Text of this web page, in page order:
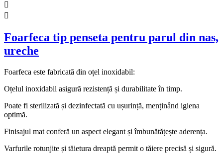


Foarfeca tip penseta pentru parul din nas,
ureche
Foarfeca este fabricată din oțel inoxidabil:
Oțelul inoxidabil asigură rezistență și durabilitate în timp.
Poate fi sterilizată și dezinfectată cu ușurință, menținând igiena
optimă.
Finisajul mat conferă un aspect elegant și îmbunătățește aderența.
Varfurile rotunjite și tăietura dreaptă permit o tăiere precisă și sigură.